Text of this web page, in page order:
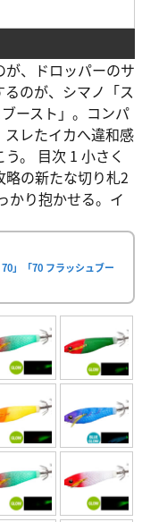
、ドロッパーのサ
のが、シマノ「ス
ースト」。コンパ
レたイカへ違和感
。 目次 1 小さく
略の新たな切り札2
かり抱かせる。イ
」「70 フラッシュブー